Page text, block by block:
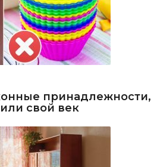
принадлежности,
свой век